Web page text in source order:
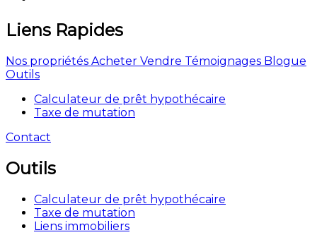
Liens Rapides
Nos propriétés Acheter Vendre Témoignages Blogue
Outils
Calculateur de prêt hypothécaire
Taxe de mutation
Contact
Outils
Calculateur de prêt hypothécaire
Taxe de mutation
Liens immobiliers